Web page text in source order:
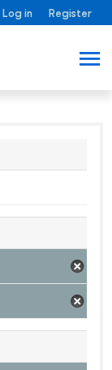
Log in Register